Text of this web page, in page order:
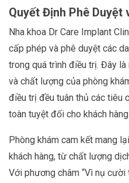
Quyết Định Phê Duyệt
Nha khoa Dr Care Implant
cấp phép và phê duyệt các
trong quá trình điều trị. Đây
và chất lượng của phòng
điều trị đều tuân thủ các tiêu
toàn tuyệt đối cho khách hàng.
Phòng khám cam kết mang
khách hàng, từ chất lượng
Với phương châm “Vì nụ cười